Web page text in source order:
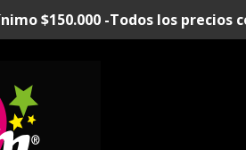
$150.000 -Todos los precios